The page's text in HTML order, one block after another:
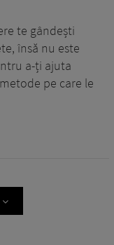
te gândești
însă nu este
a-ți ajuta
pe care le